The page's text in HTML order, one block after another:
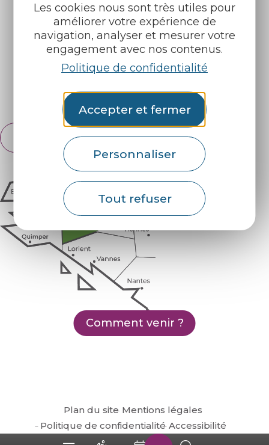
Les cookies nous sont très utiles pour
améliorer votre expérience de
navigation, analyser et mesurer votre
engagement avec nos contenus.
Politique de confidentialité
Accepter et fermer
Personnaliser
Tout refuser
Nos brochures
Météo
Retrouvez-nous sur :
Espace pro Partenaires
Français
English
Comment venir ?
Plan du site Mentions légales
Politique de confidentialité Accessibilité